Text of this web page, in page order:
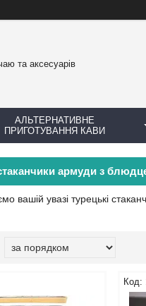
та аксесуарів
АЛЬТЕРНАТИВНЕ
ПРИГОТУВАННЯ КАВИ
армуди з
вашій увазі турецькі